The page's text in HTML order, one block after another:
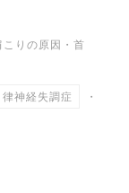
こりの原因 ・ 首
律神経失調症 ・